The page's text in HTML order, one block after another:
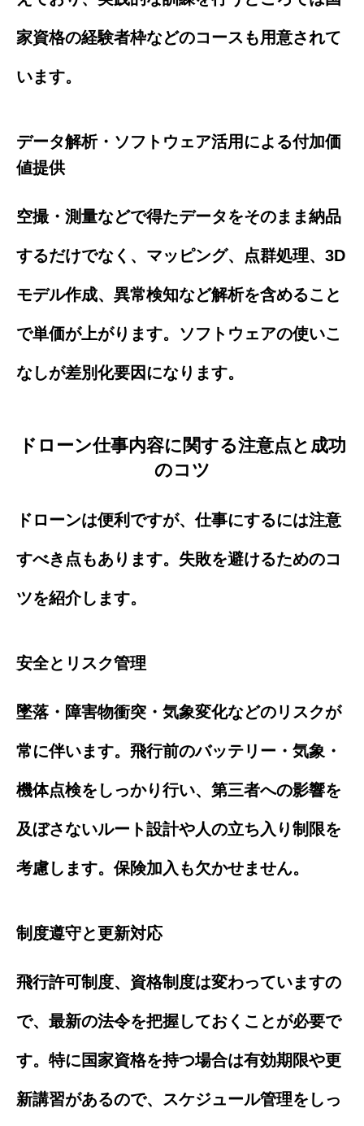
家資格の経験者枠などのコースも用意されて
います。
データ解析・ソフトウェア活用による付加価
値提供
空撮・測量などで得たデータをそのまま納品
するだけでなく、マッピング、点群処理、3D
モデル作成、異常検知など解析を含めること
で単価が上がります。ソフトウェアの使いこ
なしが差別化要因になります。
ドローン仕事内容に関する注意点と成功
のコツ
ドローンは便利ですが、仕事にするには注意
すべき点もあります。失敗を避けるためのコ
ツを紹介します。
安全とリスク管理
墜落・障害物衝突・気象変化などのリスクが
常に伴います。飛行前のバッテリー・気象・
機体点検をしっかり行い、第三者への影響を
及ぼさないルート設計や人の立ち入り制限を
考慮します。保険加入も欠かせません。
制度遵守と更新対応
飛行許可制度、資格制度は変わっていますの
で、最新の法令を把握しておくことが必要で
す。特に国家資格を持つ場合は有効期限や更
新講習があるので、スケジュール管理をしっ